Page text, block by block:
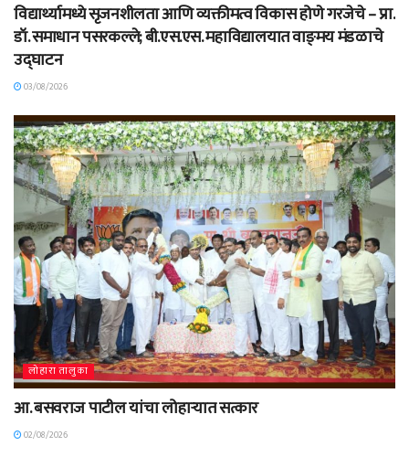
विद्यार्थ्यामध्ये सृजनशीलता आणि व्यक्तीमत्व विकास होणे गरजेचे – प्रा.
डॉ. समाधान पसरकल्ले; बी.एस.एस. महाविद्यालयात वाङ्‌मय मंडळाचे
उद्घाटन
03/08/2026
लोहारा तालुका
आ. बसवराज पाटील यांचा लोहाऱ्यात सत्कार
02/08/2026